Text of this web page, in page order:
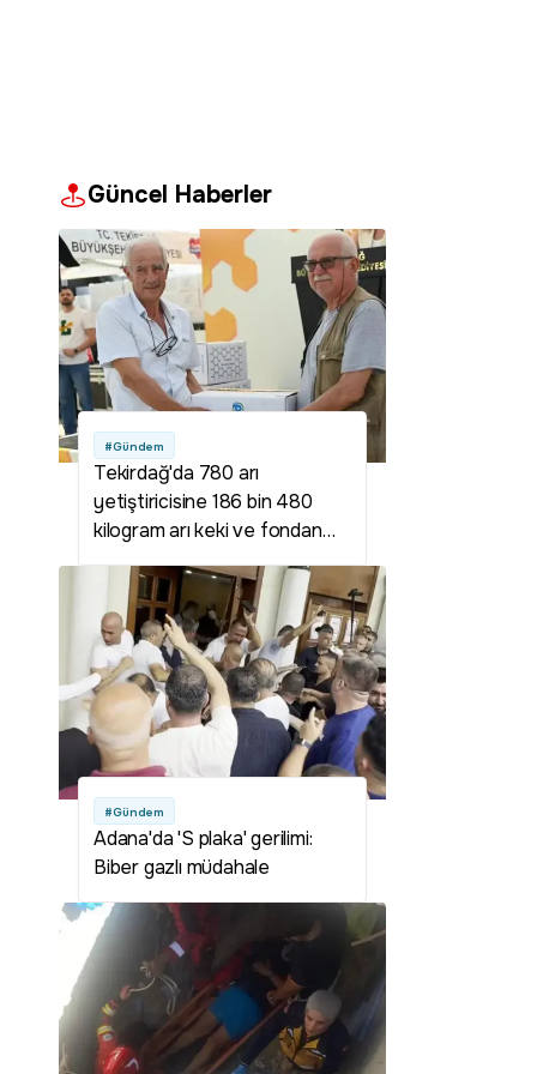
Güncel Haberler
#Gündem
Tekirdağ'da 780 arı
yetiştiricisine 186 bin 480
kilogram arı keki ve fondan
#Gündem
Adana'da 'S plaka' gerilimi:
Biber gazlı müdahale